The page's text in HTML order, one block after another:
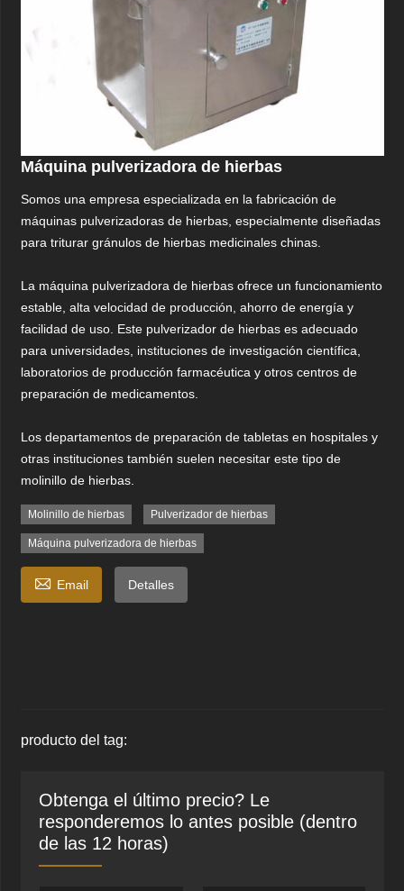
Máquina pulverizadora de hierbas
Somos una empresa especializada en la fabricación de
máquinas pulverizadoras de hierbas, especialmente diseñadas
para triturar gránulos de hierbas medicinales chinas.
La máquina pulverizadora de hierbas ofrece un funcionamiento
estable, alta velocidad de producción, ahorro de energía y
facilidad de uso. Este pulverizador de hierbas es adecuado
para universidades, instituciones de investigación científica,
laboratorios de producción farmacéutica y otros centros de
preparación de medicamentos.
Los departamentos de preparación de tabletas en hospitales y
otras instituciones también suelen necesitar este tipo de
molinillo de hierbas.
Molinillo de hierbas Pulverizador de hierbas
Máquina pulverizadora de hierbas
 Email Detalles
producto del tag:
Obtenga el último precio? Le
responderemos lo antes posible (dentro
de las 12 horas)